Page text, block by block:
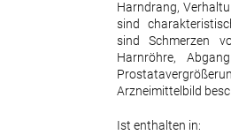
Harndrang,
sind
sind Schmerzen
Harnröhre,
Arzneimittelbild
Ist enthalten in: